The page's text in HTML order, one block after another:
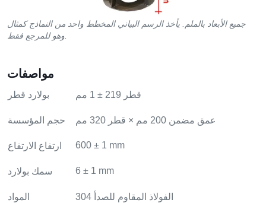
جميع الأبعاد بالملم. يأخذ الرسم البياني المخطط واحد من النماذج كمثال
وهو للمرجع فقط.
مواصفات
بولارد قطر قطر 219 ± 1 مم
حجم المؤسسة عمق مضمن 200 مم × قطر 320 مم
ارتفاع الارتفاع 600 ± 1 mm
سمك بولارد 6 ± 1 mm
المواد 304 الفولاذ المقاوم للصدأ